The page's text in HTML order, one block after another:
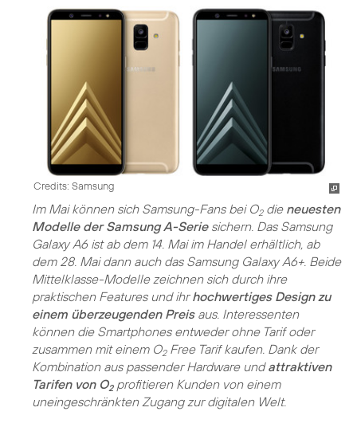
Credits: Samsung
Im Mai können sich Samsung-Fans bei O2die neuesten
Modelle der Samsung A-Seriesichern. Das Samsung
Galaxy A6 ist ab dem 14. Mai im Handel erhältlich, ab
dem 28. Mai dann auch das Samsung Galaxy A6+. Beide
Mittelklasse-Modelle zeichnen sich durch ihre
praktischen Features und ihrhochwertiges Design zu
einem überzeugenden Preisaus. Interessenten
können die Smartphones entweder ohne Tarif oder
zusammen mit einem O2Free Tarif kaufen. Dank der
Kombination aus passender Hardware undattraktiven
Tarifen von O2profitieren Kunden von einem
uneingeschränkten Zugang zur digitalen Welt.